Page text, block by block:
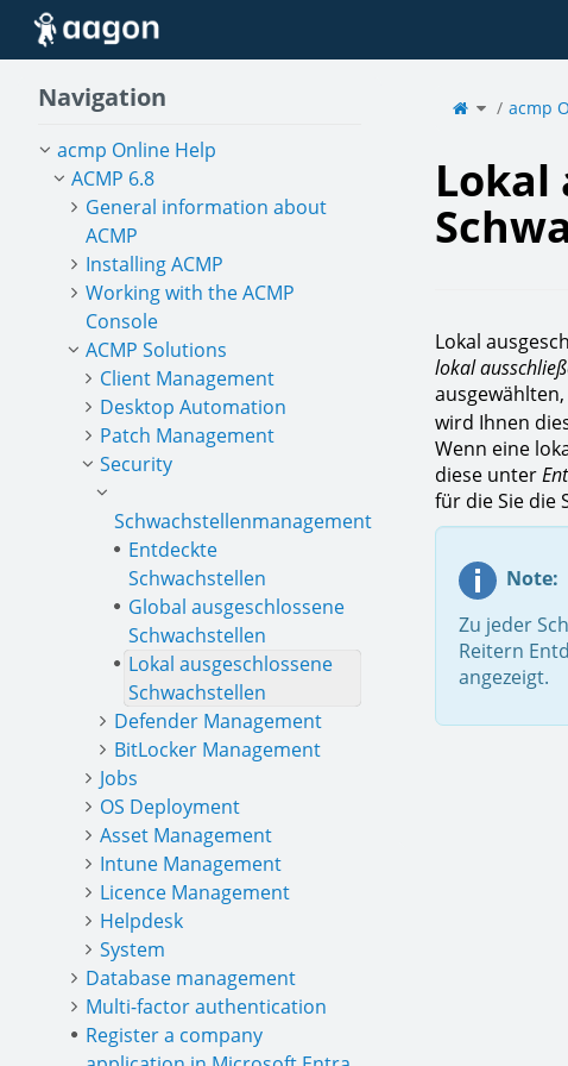
Home
Toggle
the
parent
tree
acmp
Lokal
Lokal
lokal
wird Ihnen
Wenn eine
diese unter
für die Sie die
Note:
Zu jeder
Reitern
angezeigt.
Navigation
acmp Online Help
ACMP 6.8
General information about
ACMP
Installing ACMP
Working with the ACMP
Console
ACMP Solutions
Client Management
Desktop Automation
Patch Management
Security
Schwachstellenmanagement
Entdeckte
Schwachstellen
Global ausgeschlossene
Schwachstellen
Lokal ausgeschlossene
Schwachstellen
Defender Management
BitLocker Management
Jobs
OS Deployment
Asset Management
Intune Management
Licence Management
Helpdesk
System
Database management
Multi-factor authentication
Register a company